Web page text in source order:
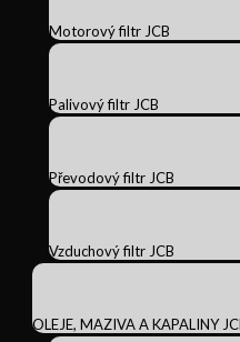
Motorový filtr JCB
Palivový filtr JCB
Převodový filtr JCB
Vzduchový filtr JCB
OLEJE, MAZIVA A KAPALINY